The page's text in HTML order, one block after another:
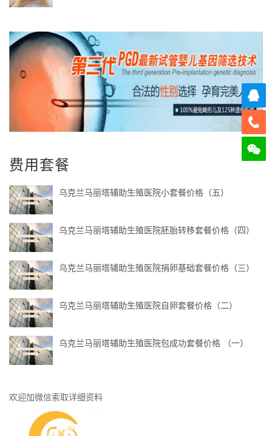
费用套餐
乌克兰马丽塔辅助生殖医院小套餐价格（五）
乌克兰马丽塔辅助生殖医院胚胎转移套餐价格（四）
乌克兰马丽塔辅助生殖医院捐卵基础套餐价格（三）
乌克兰马丽塔辅助生殖医院自卵套餐价格（二）
乌克兰马丽塔辅助生殖医院包成功套餐价格 （一）
欢迎加微信索取详细资料